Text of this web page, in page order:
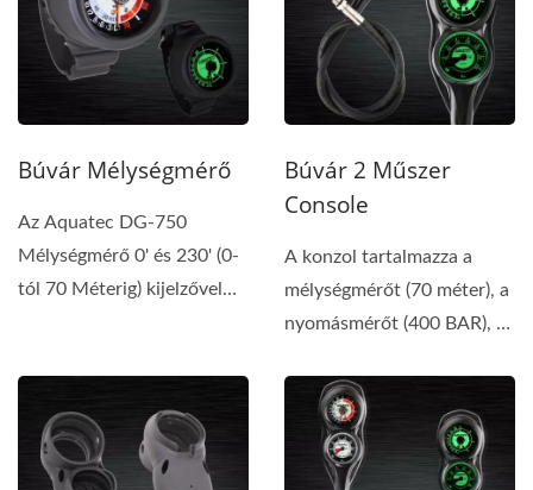
Búvár Mélységmérő
Az Aquatec DG-750
Mélységmérő 0' és 230' (0-
tól 70 Méterig) kijelzővel
Búvár 2 Műszer
Console
A konzol tartalmazza a
mélységmérőt (70 méter), a
nyomásmérőt (400 BAR), a